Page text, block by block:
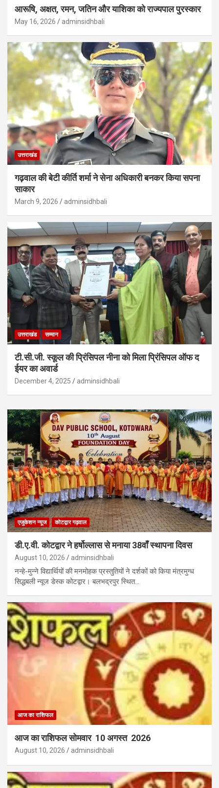
आरूषि, अक्षत, रमन, जतिन और याशिका को राज्यपाल पुरस्कार
May 16, 2026 adminsidhbali
उत्तराखंड
गढ़वाल की बेटी कीर्ति शर्मा ने सेना अधिकारी बनकर किया सपना
साकार
March 9, 2026 adminsidhbali
उत्तराखंड सम्मान
टी.सी.जी. स्कूल की प्रिंसिपल नीना को मिला प्रिंसिपल ऑफ द
ईयर का अवार्ड
December 4, 2025 adminsidhbali
एजुकेशन न्‍यूज कोटद्वार गढ़वाल
डी.ए.वी. कोटद्वार ने हर्षोल्लास से मनाया 38वाँ स्थापना दिवस
August 10, 2026 adminsidhbali
नन्हे-मुन्ने विद्यार्थियों की मनमोहक प्रस्तुतियों ने दर्शकों को किया मंत्रमुग्ध
सिद्धबली न्यूज डेस्क कोटद्वार। बलभद्रपुर स्थित…
आज का राशिफल
आज का राशिफल सोमवार 10 अगस्त 2026
August 10, 2026 adminsidhbali